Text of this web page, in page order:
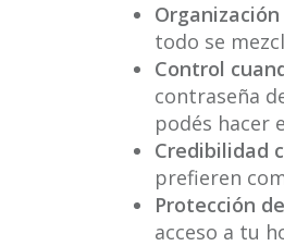
todo se
Control
contraseña
podés hacer
Credibilidad
prefieren
Protección
acceso a tu